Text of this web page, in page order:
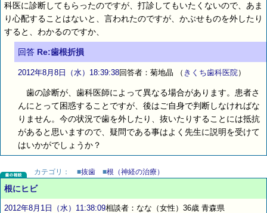
科医に診断してもらったのですが、打診してもいたくないので、あま
り心配することはないと、言われたのですが、かぶせものを外したり
すると、わかるのですか、
回答 Re:歯根折損
2012年8月8日（水）18:39:38回答者：菊地晶 （ きくち歯科医院）
歯の診断が、歯科医師によって異なる場合があります。患者さ
んにとって困惑することですが、後はご自身で判断しなければな
りません。今の状況で歯を外したり、抜いたりすることには抵抗
があると思いますので、疑問である事はよく先生に説明を受けて
はいかがでしょうか？
カテゴリ： ■抜歯 ■根（神経の治療）
根にヒビ
2012年8月1日（水）11:38:09相談者：なな（女性）36歳 青森県